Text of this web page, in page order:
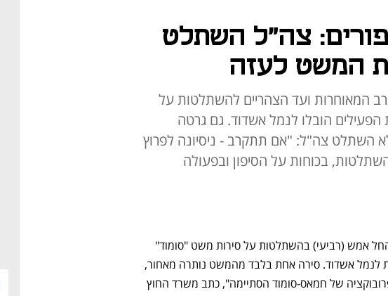
צה"ל השתלט
המשט לעזה
המאוחרות ועד הצהריים להשתלטות על
הפעילים הובלו לנמל אשדוד. גם גרטה
השתלט צה"ל: "אם תתקרב - ניסיונה לפרוץ
בכוחות על הסיפון ובפעולה